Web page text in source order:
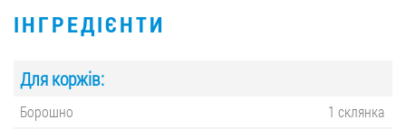
ІНГРЕДІЄНТИ
Для коржів:
Борошно
1 склянка